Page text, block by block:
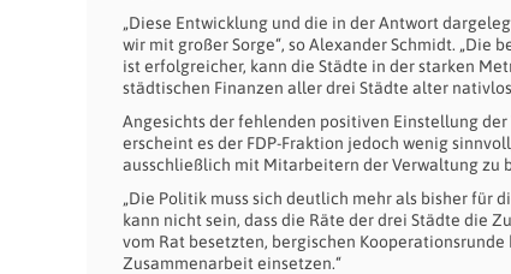
„Diese Entwicklung und die in der Antwort
wir mit großer Sorge“, so Alexander Schmidt.
ist erfolgreicher, kann die Städte in der starken
städtischen Finanzen aller drei Städte alter
Angesichts der fehlenden positiven Einstellung
erscheint es der FDP-Fraktion jedoch wenig
ausschließlich mit Mitarbeitern der Verwaltung zu
„Die Politik muss sich deutlich mehr als bisher für
kann nicht sein, dass die Räte der drei Städte die
vom Rat besetzten, bergischen
Zusammenarbeit einsetzen.“